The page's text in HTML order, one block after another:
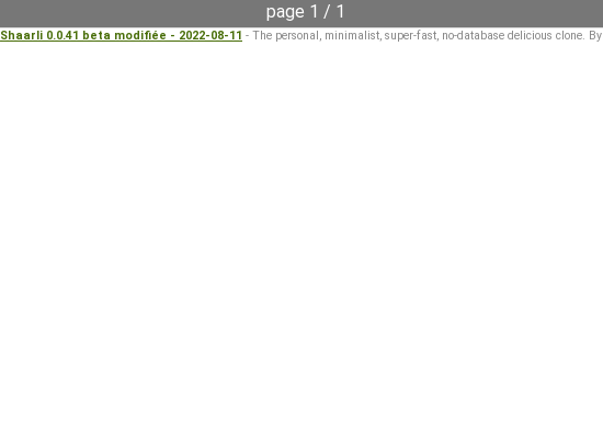
page 1 / 1
Shaarli 0.0.41 beta modifiée - 2022-08-11 - The personal, minimalist, super-fast, no-database delicious clone. By